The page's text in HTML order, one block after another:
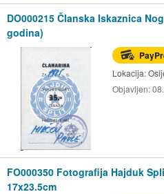
DO000215 Članska Iskaznica
godina)
Lokacija:
Objavljen:
FO000350 Fotografija Hajduk
17x23.5cm